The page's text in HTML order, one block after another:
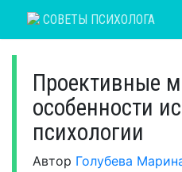
СОВЕТЫ ПСИХОЛОГА
Проективные
особенности
психологии
Автор Голубева